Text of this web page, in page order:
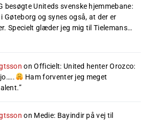
besøgte Uniteds svenske hjemmebane:
Gøteborg og synes også, at der er
Specielt glæder jeg mig til Tielemans…
onOfficielt: United henter Orozco:
Ham forventer jeg meget
”
on Medie: Bayindir på vej til